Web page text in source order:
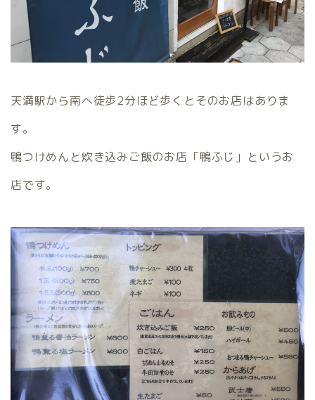
天満駅から南へ徒歩2分ほど歩くとそのお店はありま
す。
鴨つけめんと炊き込みご飯のお店「鴨ふじ」というお
店です。